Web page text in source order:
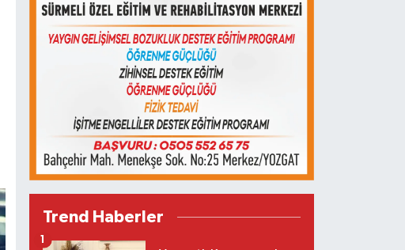
Trend Haberler
1